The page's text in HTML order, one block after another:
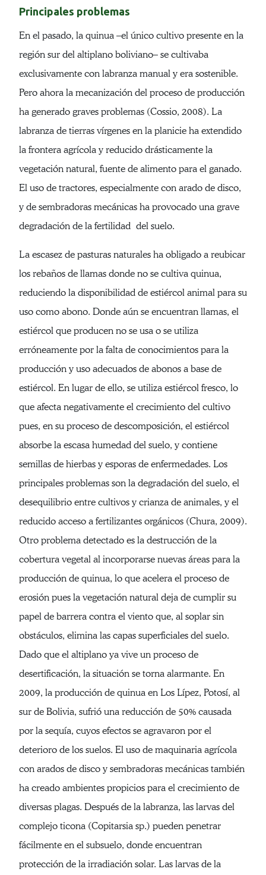
Principales problemas
En el pasado, la quinua –el único cultivo presente en la
región sur del altiplano boliviano– se cultivaba
exclusivamente con labranza manual y era sostenible.
Pero ahora la mecanización del proceso de producción
ha generado graves problemas (Cossio, 2008). La
labranza de tierras vírgenes en la planicie ha extendido
la frontera agrícola y reducido drásticamente la
vegetación natural, fuente de alimento para el ganado.
El uso de tractores, especialmente con arado de disco,
y de sembradoras mecánicas ha provocado una grave
degradación de la fertilidad del suelo.
La escasez de pasturas naturales ha obligado a reubicar
los rebaños de llamas donde no se cultiva quinua,
reduciendo la disponibilidad de estiércol animal para su
uso como abono. Donde aún se encuentran llamas, el
estiércol que producen no se usa o se utiliza
erróneamente por la falta de conocimientos para la
producción y uso adecuados de abonos a base de
estiércol. En lugar de ello, se utiliza estiércol fresco, lo
que afecta negativamente el crecimiento del cultivo
pues, en su proceso de descomposición, el estiércol
absorbe la escasa humedad del suelo, y contiene
semillas de hierbas y esporas de enfermedades. Los
principales problemas son la degradación del suelo, el
desequilibrio entre cultivos y crianza de animales, y el
reducido acceso a fertilizantes orgánicos (Chura, 2009).
Otro problema detectado es la destrucción de la
cobertura vegetal al incorporarse nuevas áreas para la
producción de quinua, lo que acelera el proceso de
erosión pues la vegetación natural deja de cumplir su
papel de barrera contra el viento que, al soplar sin
obstáculos, elimina las capas superficiales del suelo.
Dado que el altiplano ya vive un proceso de
desertificación, la situación se torna alarmante. En
2009, la producción de quinua en Los Lípez, Potosí, al
sur de Bolivia, sufrió una reducción de 50% causada
por la sequía, cuyos efectos se agravaron por el
deterioro de los suelos. El uso de maquinaria agrícola
con arados de disco y sembradoras mecánicas también
ha creado ambientes propicios para el crecimiento de
diversas plagas. Después de la labranza, las larvas del
complejo ticona (Copitarsia sp.) pueden penetrar
fácilmente en el subsuelo, donde encuentran
protección de la irradiación solar. Las larvas de la